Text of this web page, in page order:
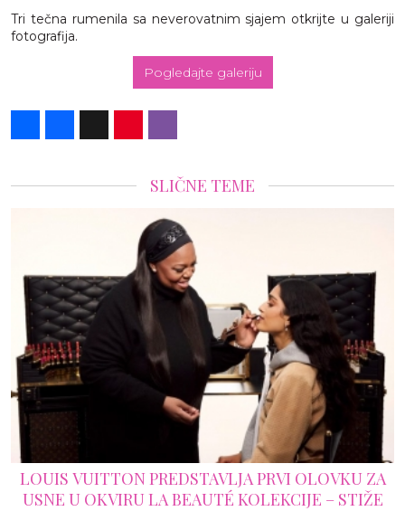
Tri tečna rumenila sa neverovatnim sjajem otkrijte u galeriji
fotografija.
Pogledajte galeriju
SLIČNE TEME
ZA
STIŽE
16 NAJBOLJIH PARFEMA 2026. GODINE KOJE
DODATI SVOJOJ KOLEKCIJI